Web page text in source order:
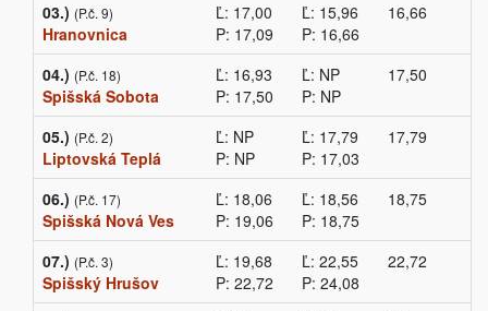
03.) (P.č. 9)
Hranovnica
Ľ: 17,00
P: 17,09
Ľ: 15,96
P: 16,66
16,66
04.) (P.č. 18)
Spišská Sobota
Ľ: 16,93
P: 17,50
Ľ: NP
P: NP
17,50
05.) (P.č. 2)
Liptovská Teplá
Ľ: NP
P: NP
Ľ: 17,79
P: 17,03
17,79
06.) (P.č. 17)
Spišská Nová Ves
Ľ: 18,06
P: 19,06
Ľ: 18,56
P: 18,75
18,75
07.) (P.č. 3)
Spišský Hrušov
Ľ: 19,68
P: 22,72
Ľ: 22,55
P: 24,08
22,72